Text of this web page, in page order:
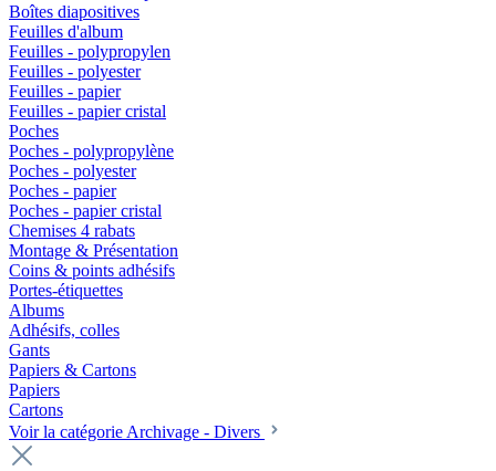
Boîtes diapositives
Feuilles d'album
Feuilles - polypropylen
Feuilles - polyester
Feuilles - papier
Feuilles - papier cristal
Poches
Poches - polypropylène
Poches - polyester
Poches - papier
Poches - papier cristal
Chemises 4 rabats
Montage & Présentation
Coins & points adhésifs
Portes-étiquettes
Albums
Adhésifs, colles
Gants
Papiers & Cartons
Papiers
Cartons
Voir la catégorie Archivage - Divers